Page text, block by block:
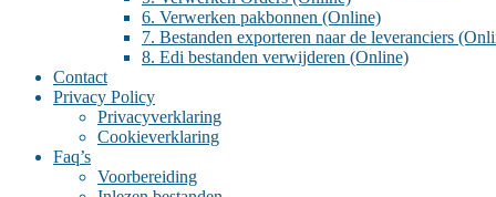
6. Verwerken pakbonnen (Online)
7. Bestanden exporteren naar de leveranciers
8. Edi bestanden verwijderen (Online)
Contact
Privacy Policy
Privacyverklaring
Cookieverklaring
Faq’s
Voorbereiding